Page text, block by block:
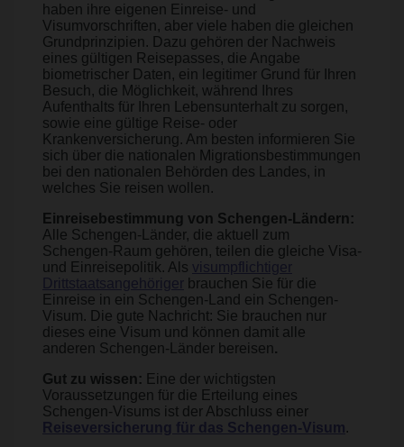
haben ihre eigenen Einreise- und
Visumvorschriften, aber viele haben die gleichen
Grundprinzipien. Dazu gehören der Nachweis
eines gültigen Reisepasses, die Angabe
biometrischer Daten, ein legitimer Grund für Ihren
Besuch, die Möglichkeit, während Ihres
Aufenthalts für Ihren Lebensunterhalt zu sorgen,
sowie eine gültige Reise- oder
Krankenversicherung. Am besten informieren Sie
sich über die nationalen Migrationsbestimmungen
bei den nationalen Behörden des Landes, in
welches Sie reisen wollen.
Einreisebestimmung von Schengen-Ländern:
Alle Schengen-Länder, die aktuell zum
Schengen-Raum gehören, teilen die gleiche Visa-
und Einreisepolitik. Als visumpflichtiger
Drittstaatsangehöriger brauchen Sie für die
Einreise in ein Schengen-Land ein Schengen-
Visum. Die gute Nachricht: Sie brauchen nur
dieses eine Visum und können damit alle
anderen Schengen-Länder bereisen.
Gut zu wissen: Eine der wichtigsten
Voraussetzungen für die Erteilung eines
Schengen-Visums ist der Abschluss einer
Reiseversicherung für das Schengen-Visum.